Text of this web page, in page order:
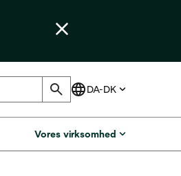
Vores virksomhed